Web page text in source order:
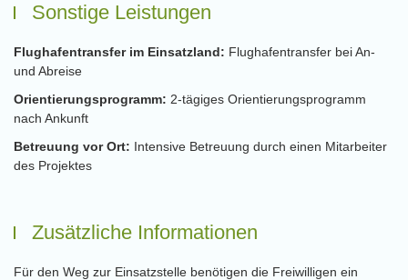
Sonstige Leistungen
Flughafentransfer im Einsatzland: Flughafentransfer bei An-
und Abreise
Orientierungsprogramm: 2-tägiges Orientierungsprogramm
nach Ankunft
Betreuung vor Ort: Intensive Betreuung durch einen Mitarbeiter
des Projektes
Zusätzliche Informationen
Für den Weg zur Einsatzstelle benötigen die Freiwilligen ein